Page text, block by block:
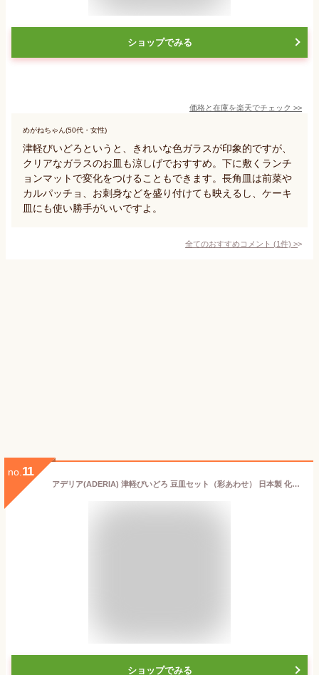
ショップでみる
価格と在庫を楽天でチェック >>
めがねちゃん(50代・女性)
津軽びいどろというと、きれいな色ガラスが印象的ですが、
クリアなガラスのお皿も涼しげでおすすめ。下に敷くランチ
ョンマットで変化をつけることもできます。長角皿は前菜や
カルパッチョ、お刺身などを盛り付けても映えるし、ケーキ
皿にも使い勝手がいいですよ。
全てのおすすめコメント (1件) >
no. 11
アデリア(ADERIA) 津軽びいどろ 豆皿セット（彩あわせ） 日本製 化粧箱入 おしゃれ かわいい お皿 小皿 刺身皿 ギフト プレゼントおしゃれ 還暦 退職 結婚 祝い 誕生日 プレゼント 贈答 FS75512
ショップでみる